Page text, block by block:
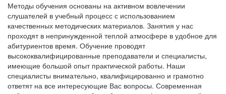
Методы обучения основаны на активном вовлечении
слушателей в учебный процесс с использованием
качественных методических материалов. Занятия у нас
проходят в непринужденной теплой атмосфере в удобное для
абитуриентов время. Обучение проводят
высококвалифицированные преподаватели и специалисты,
имеющие большой опыт практической работы. Наши
специалисты внимательно, квалифицированно и грамотно
ответят на все интересующие Вас вопросы. Современная